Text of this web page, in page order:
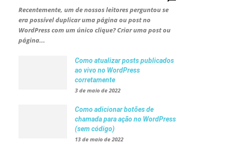
Recentemente, um de nossos leitores perguntou se
era possível duplicar uma página ou post no
WordPress com um único clique? Criar uma post ou
página...
Como atualizar posts publicados
ao vivo no WordPress
corretamente
3 de maio de 2022
Como adicionar botões de
chamada para ação no WordPress
(sem código)
13 de maio de 2022